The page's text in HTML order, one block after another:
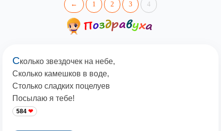
← 1 2 3 4
Сколько звездочек на небе,
Сколько камешков в воде,
Столько сладких поцелуев
Посылаю я тебе!
584